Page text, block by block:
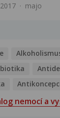
majo
nemocí a